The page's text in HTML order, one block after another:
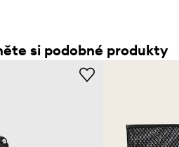
si podobné produkty